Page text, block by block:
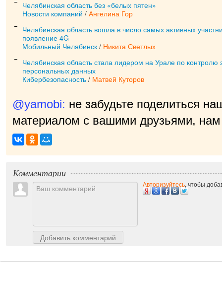
Челябинская область без «белых пятен»
Новости компаний / Ангелина Гор
Челябинская область вошла в число самых активных
появление 4G
Мобильный Челябинск / Никита Светлых
Челябинская область стала лидером на Урале по контролю
персональных данных
Кибербезопасность / Матвей Куторов
@yamobi: не забудьте поделиться
материалом с вашими друзьями,
Комментарии
Добавить комментарий
Авторизуйтесь, чтобы